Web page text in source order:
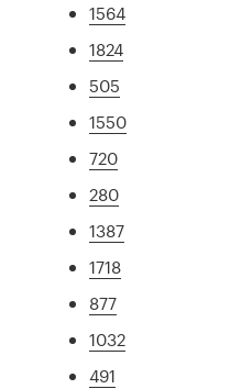
1564
1824
505
1550
720
280
1387
1718
877
1032
491